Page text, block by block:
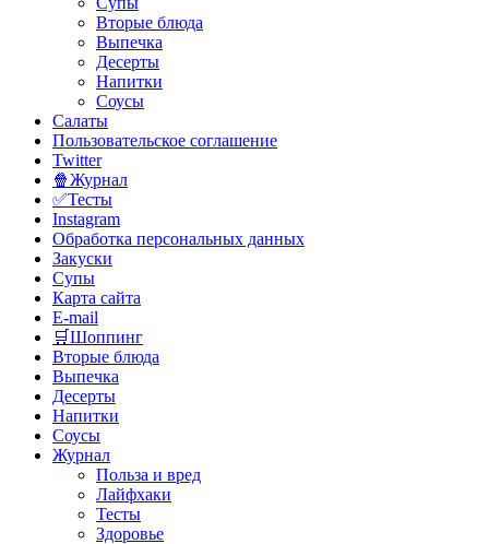
Вторые блюда
Выпечка
Десерты
Напитки
Соусы
Салаты
Пользовательское соглашение
Twitter
🍿Журнал
✅Тесты
Instagram
Обработка персональных данных
Закуски
Супы
Карта сайта
E-mail
🛒Шоппинг
Вторые блюда
Выпечка
Десерты
Напитки
Соусы
Журнал
Польза и вред
Лайфхаки
Тесты
Здоровье